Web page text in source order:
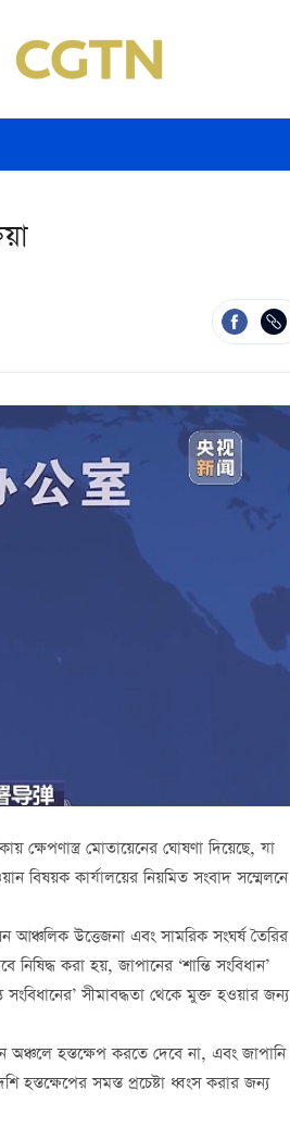
মোতায়েনের ঘোষণা দিয়েছে, যা
বিষয়ক কার্যালয়ের নিয়মিত সংবাদ সম্মেলনে
আঞ্চলিক উত্তেজনা এবং সামরিক সংঘর্ষ তৈরির
করা হয়, জাপানের ‘শান্তি সংবিধান’
সংবিধানের’ সীমাবদ্ধতা থেকে মুক্ত হওয়ার জন্য
হস্তক্ষেপ করতে দেবে না, এবং জাপানি
হস্তক্ষেপের সমস্ত প্রচেষ্টা ধ্বংস করার জন্য